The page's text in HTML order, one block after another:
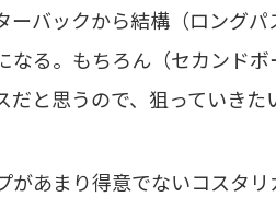
ーバックから結構（ロング
なる。もちろん（セカンド
と思うので、狙っていきた
あまり得意でないコスタ